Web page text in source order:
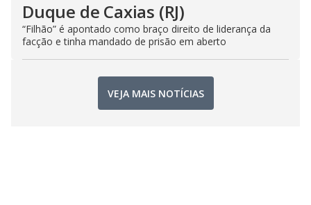
Duque de Caxias (RJ)
“Filhão” é apontado como braço direito de liderança da
facção e tinha mandado de prisão em aberto
VEJA MAIS NOTÍCIAS